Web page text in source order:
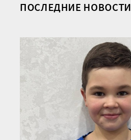
ПОСЛЕДНИЕ НОВОСТИ